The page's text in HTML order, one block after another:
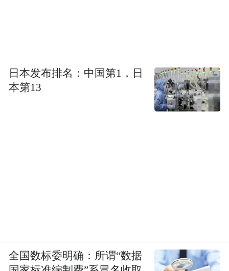
日本发布排名：中国第1，日
本第13
全国数标委明确：所谓“数据